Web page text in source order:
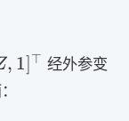
, 1 ⊤ 经外参变